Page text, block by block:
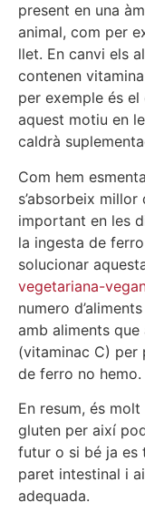
present en una
animal, com per
llet. En canvi els
contenen
per exemple és
aquest motiu en
caldrà
Com hem
s’absorbeix
important en les
la ingesta de
solucionar
vegetariana-
numero
amb aliments
(vitaminac C) per
de ferro no hemo.
En resum, és
gluten per així
futur o si bé ja es
paret intestinal i
adequada.